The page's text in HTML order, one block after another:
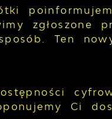
zgłoszone
Ten
Ci